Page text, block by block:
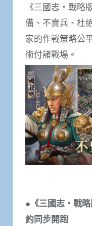
《三國志・戰略
備、不賣兵、杜
家的作戰策略公
術付諸戰場。
●《三國志・戰
約同步開跑